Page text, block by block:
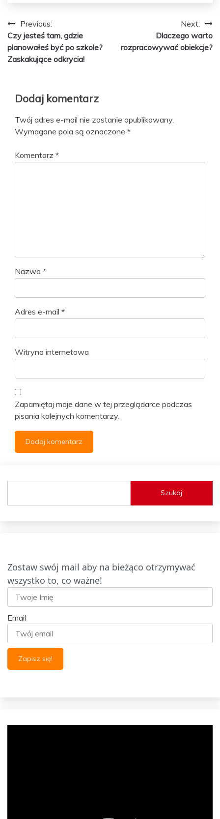
Nawigacja
wpisu
Previous:
Czy jesteś tam, gdzie
planowałeś być po szkole?
Zaskakujące odkrycia!
Next:
Dlaczego warto
rozpracowywać obiekcje?
Dodaj komentarz
Twój adres e-mail nie zostanie opublikowany.
Wymagane pola są oznaczone *
Komentarz *
Nazwa *
Adres e-mail *
Witryna internetowa
Zapamiętaj moje dane w tej przeglądarce podczas
pisania kolejnych komentarzy.
Szukaj
Zostaw swój mail aby na bieżąco otrzymywać
wszystko to, co ważne!
Email